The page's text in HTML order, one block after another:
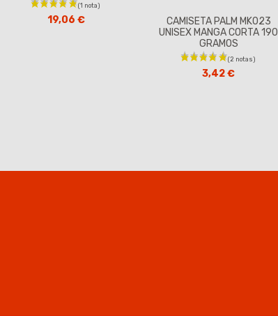
19,06 €
CAMISETA PALM MK023
UNISEX MANGA CORTA 190
GRAMOS
3,42 €